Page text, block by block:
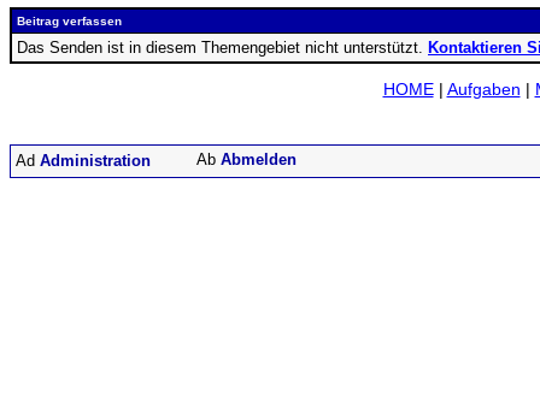
Beitrag verfassen
Das Senden ist in diesem Themengebiet nicht unterstützt. Kontaktieren
HOME| Aufgaben |
Administration Abmelden